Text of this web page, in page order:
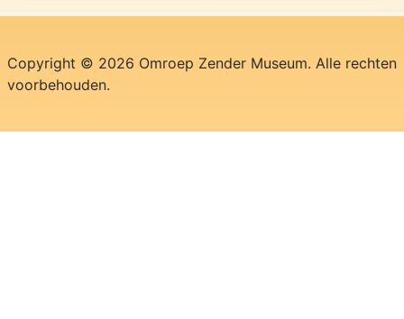
Copyright © 2026 Omroep Zender Museum. Alle rechten
voorbehouden.